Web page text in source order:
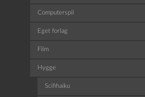
Computerspil
Eget forlag
Film
Hygge
Scifihaiku